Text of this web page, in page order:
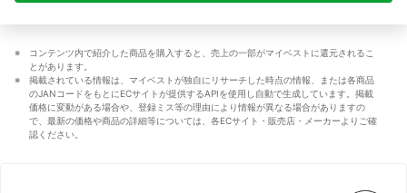
コンテンツ内で紹介した商品を購入すると、売上の一部がマイベストに還元されるこ
とがあります。
掲載されている情報は、マイベストが独自にリサーチした時点の情報、または各商品
のJANコードをもとにECサイトが提供するAPIを使用し自動で生成しています。掲載
価格に変動がある場合や、登録ミス等の理由により情報が異なる場合がありますの
で、最新の価格や商品の詳細等については、各ECサイト・販売店・メーカーよりご確
認ください。